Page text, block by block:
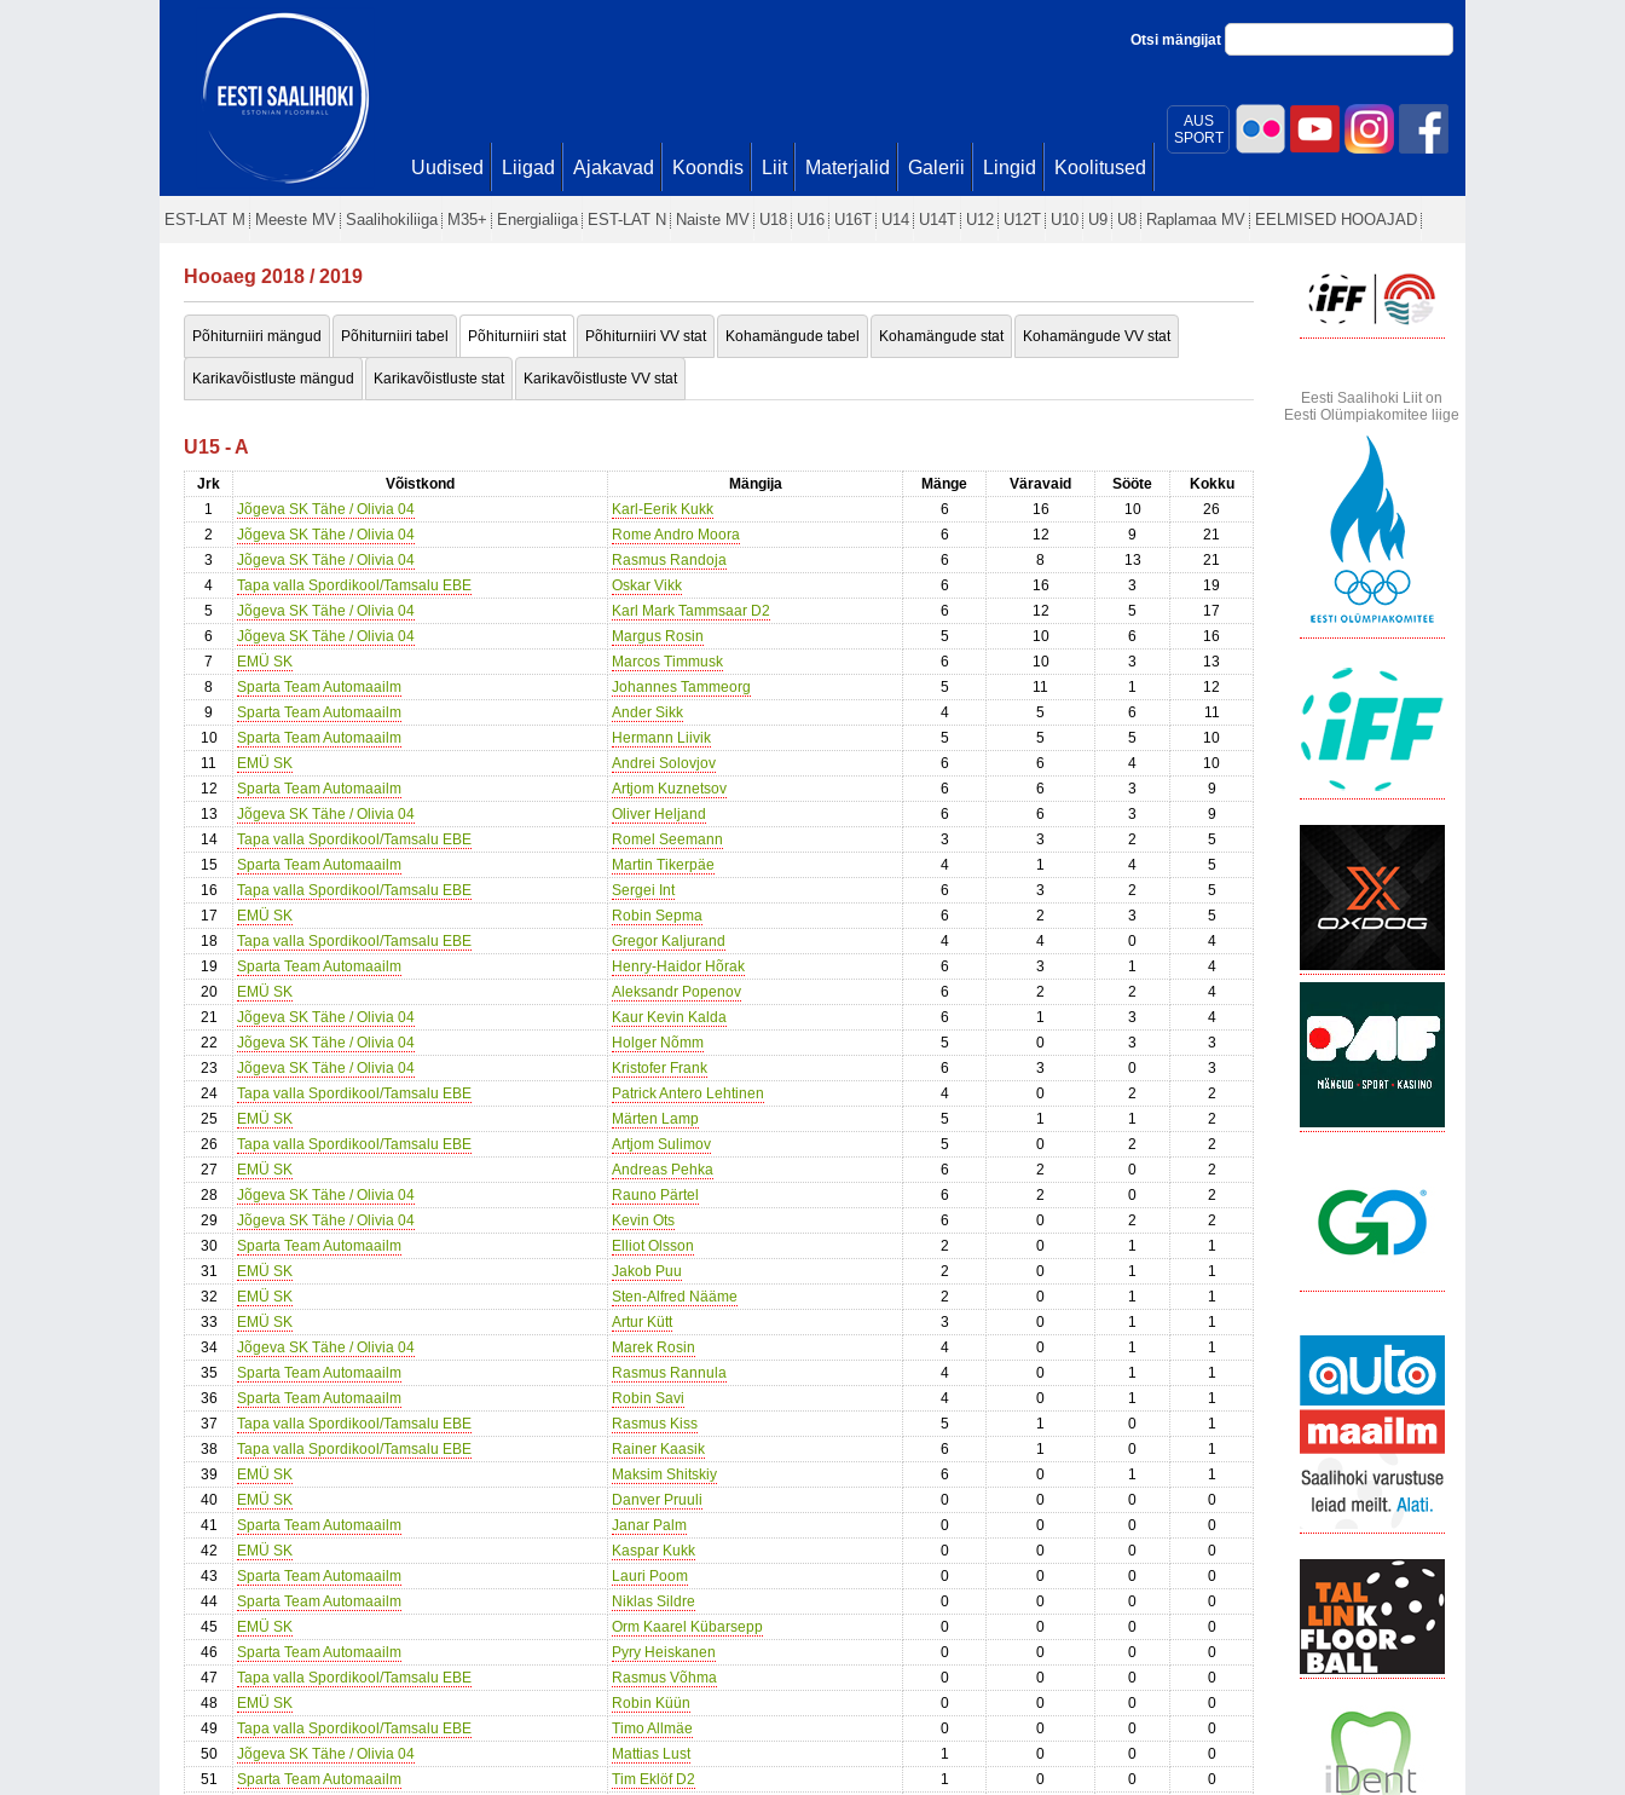
AUS
SPORT
Otsi mängijat
Uudised Liigad Ajakavad Koondis Liit Materjalid Galerii Lingid Koolitused
EST-LAT M Meeste MV Saalihokiliiga M35+ Energialiiga EST-LAT N Naiste MV U18 U16 U16T U14 U14T U12 U12T U10 U9 U8 Raplamaa MV EELMISED HOOAJAD
Hooaeg 2018 / 2019
Põhiturniiri mängud Põhiturniiri tabel Põhiturniiri stat Põhiturniiri VV stat Kohamängude tabel Kohamängude stat Kohamängude VV stat
Karikavõistluste mängud Karikavõistluste stat Karikavõistluste VV stat
U15 - A
Jrk Võistkond Mängija Mänge Väravaid Sööte
Kokku
1
Jõgeva SK Tähe / Olivia 04 Karl-Eerik Kukk 6 16 10
26
2
Jõgeva SK Tähe / Olivia 04 Rome Andro Moora 6 12 9
21
3
Jõgeva SK Tähe / Olivia 04 Rasmus Randoja 6 8 13
21
4
Tapa valla Spordikool/Tamsalu EBE Oskar Vikk 6 16 3
19
5
Jõgeva SK Tähe / Olivia 04 Karl Mark Tammsaar D2 6 12 5
17
6
Jõgeva SK Tähe / Olivia 04 Margus Rosin 5 10 6
16
7
EMÜ SK Marcos Timmusk 6 10 3
13
8
Sparta Team Automaailm Johannes Tammeorg 5 11 1
12
9
Sparta Team Automaailm Ander Sikk 4 5 6
11
10
Sparta Team Automaailm Hermann Liivik 5 5 5
10
11
EMÜ SK Andrei Solovjov 6 6 4
10
12
Sparta Team Automaailm Artjom Kuznetsov 6 6 3
9
13
Jõgeva SK Tähe / Olivia 04 Oliver Heljand 6 6 3
9
14
Tapa valla Spordikool/Tamsalu EBE Romel Seemann 3 3 2
5
15
Sparta Team Automaailm Martin Tikerpäe 4 1 4
5
16
Tapa valla Spordikool/Tamsalu EBE Sergei Int 6 3 2
5
17
EMÜ SK Robin Sepma 6 2 3
5
18
Tapa valla Spordikool/Tamsalu EBE Gregor Kaljurand 4 4 0
4
19
Sparta Team Automaailm Henry-Haidor Hõrak 6 3 1
4
20
EMÜ SK Aleksandr Popenov 6 2 2
4
21
Jõgeva SK Tähe / Olivia 04 Kaur Kevin Kalda 6 1 3
4
22
Jõgeva SK Tähe / Olivia 04 Holger Nõmm 5 0 3
3
23
Jõgeva SK Tähe / Olivia 04 Kristofer Frank 6 3 0
3
24
Tapa valla Spordikool/Tamsalu EBE Patrick Antero Lehtinen 4 0 2
2
25
EMÜ SK Märten Lamp 5 1 1
2
26
Tapa valla Spordikool/Tamsalu EBE Artjom Sulimov 5 0 2
2
27
EMÜ SK Andreas Pehka 6 2 0
2
28
Jõgeva SK Tähe / Olivia 04 Rauno Pärtel 6 2 0
2
29
Jõgeva SK Tähe / Olivia 04 Kevin Ots 6 0 2
2
30
Sparta Team Automaailm Elliot Olsson 2 0 1
1
31
EMÜ SK Jakob Puu 2 0 1
1
32
EMÜ SK Sten-Alfred Nääme 2 0 1
1
33
EMÜ SK Artur Kütt 3 0 1
1
34
Jõgeva SK Tähe / Olivia 04 Marek Rosin 4 0 1
1
35
Sparta Team Automaailm Rasmus Rannula 4 0 1
1
36
Sparta Team Automaailm Robin Savi 4 0 1
1
37
Tapa valla Spordikool/Tamsalu EBE Rasmus Kiss 5 1 0
1
38
Tapa valla Spordikool/Tamsalu EBE Rainer Kaasik 6 1 0
1
39
EMÜ SK Maksim Shitskiy 6 0 1
1
40
EMÜ SK Danver Pruuli 0 0 0
0
41
Sparta Team Automaailm Janar Palm 0 0 0
0
42
EMÜ SK Kaspar Kukk 0 0 0
0
43
Sparta Team Automaailm Lauri Poom 0 0 0
0
44
Sparta Team Automaailm Niklas Sildre 0 0 0
0
45
EMÜ SK Orm Kaarel Kübarsepp 0 0 0
0
46
Sparta Team Automaailm Pyry Heiskanen 0 0 0
0
47
Tapa valla Spordikool/Tamsalu EBE Rasmus Võhma 0 0 0
0
48
EMÜ SK Robin Küün 0 0 0
0
49
Tapa valla Spordikool/Tamsalu EBE Timo Allmäe 0 0 0
0
50
Jõgeva SK Tähe / Olivia 04 Mattias Lust 1 0 0
0
51
Sparta Team Automaailm Tim Eklöf D2 1 0 0
0
Eesti Saalihoki Liit on
Eesti Olümpiakomitee liige